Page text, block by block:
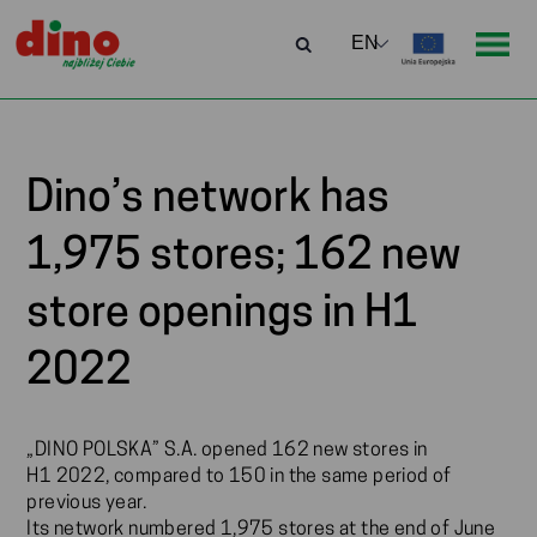
Dino’s network has
1,975 stores; 162 new
store openings in H1
2022
„DINO POLSKA” S.A. opened 162 new stores in
H1 2022, compared to 150 in the same period of
previous year.
Its network numbered 1,975 stores at the end of June